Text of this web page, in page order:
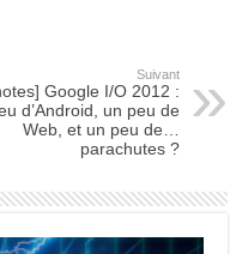
Suivant
Google I/O 2012 :
d’Android, un peu de
Web, et un peu de…
parachutes ?